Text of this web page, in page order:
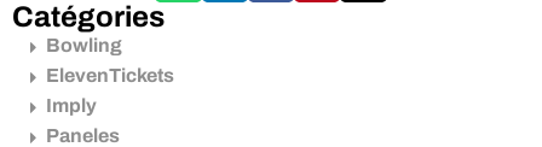
Catégories
Bowling
ElevenTickets
Imply
Paneles